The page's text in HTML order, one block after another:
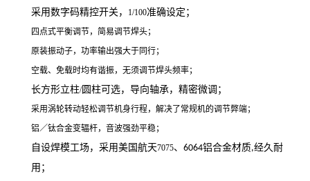
采用数字码精控开关，
1/100准确设定；
四点式平衡调节，简易调节焊头；
原装振动子，功率输出强大于同行；
空载、免载时均有谐振，无须调节焊头频率；
长方形立柱/圆柱可选，导向轴承，精密微调；
采用涡轮转动轻松调节机身行程，解决了常规机的调节弊端；
铝／钛合金变辐杆，音波强劲平稳；
自设焊模工场，采用美国航天7075、 6064铝合金材质,经久耐
用；